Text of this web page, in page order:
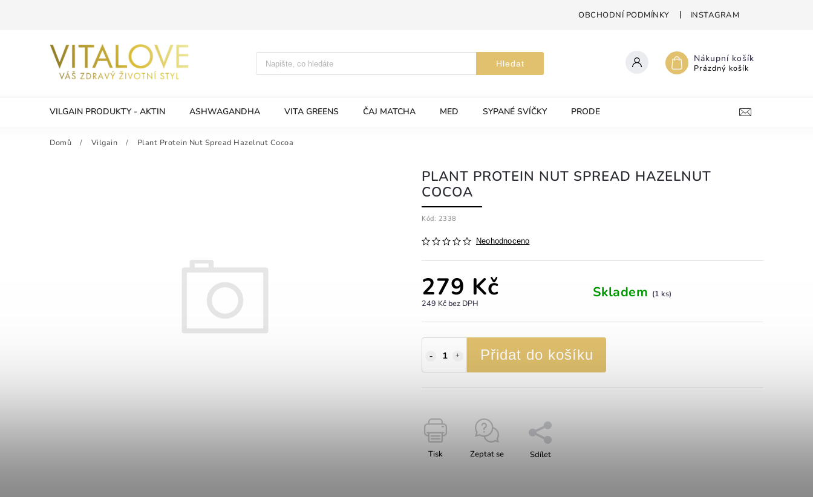
OBCHODNÍ PODMÍNKY INSTAGRAM
Hledat Nákupní košík
Prázdný košík
VILGAIN PRODUKTY - AKTIN ASHWAGANDHA VITA GREENS ČAJ MATCHA MED SYPANÉ SVÍČKY PRODEJNA
Domů / Vilgain / Plant Protein Nut Spread Hazelnut Cocoa
PLANT PROTEIN NUT SPREAD HAZELNUT
COCOA
Kód: 2338
Neohodnoceno
279 Kč
249 Kč bez DPH
Skladem (1 ks)
Přidat do košíku
Tisk Zeptat se Sdílet